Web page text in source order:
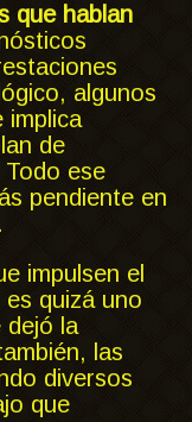
que hablan
algunos
implica
de
ese
pendiente en
impulsen el
quizá uno
dejó la
las
diversos
que